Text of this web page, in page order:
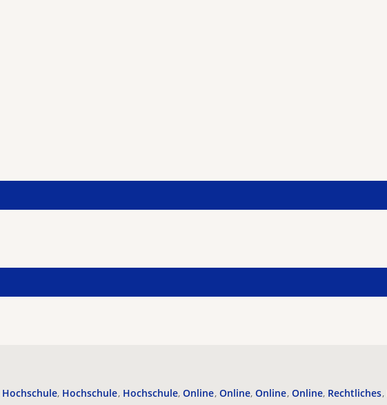
Hochschule Hochschule Hochschule Online Online Online Online Rechtliches